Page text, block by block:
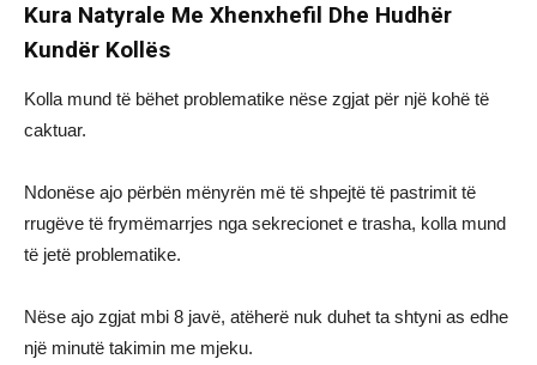
Kura Natyrale Me Xhenxhefil Dhe Hudhër
Kundër Kollës
Kolla mund të bëhet problematike nëse zgjat për një kohë të
caktuar.
Ndonëse ajo përbën mënyrën më të shpejtë të pastrimit të
rrugëve të frymëmarrjes nga sekrecionet e trasha, kolla mund
të jetë problematike.
Nëse ajo zgjat mbi 8 javë, atëherë nuk duhet ta shtyni as edhe
një minutë takimin me mjeku.